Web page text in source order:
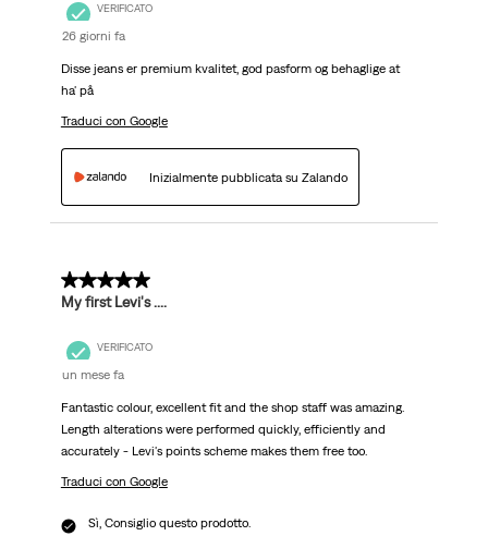
VERIFICATO
26 giorni fa
Disse jeans er premium kvalitet, god pasform og behaglige at
ha' på
Traduci con Google
Inizialmente pubblicata su Zalando
5 su 5 stelle.
My first Levi's ....
VERIFICATO
un mese fa
Fantastic colour, excellent fit and the shop staff was amazing.
Length alterations were performed quickly, efficiently and
accurately - Levi's points scheme makes them free too.
Traduci con Google
Sì, Consiglio questo prodotto.